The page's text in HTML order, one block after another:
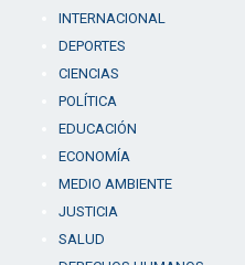
INTERNACIONAL
DEPORTES
CIENCIAS
POLÍTICA
EDUCACIÓN
ECONOMÍA
MEDIO AMBIENTE
JUSTICIA
SALUD